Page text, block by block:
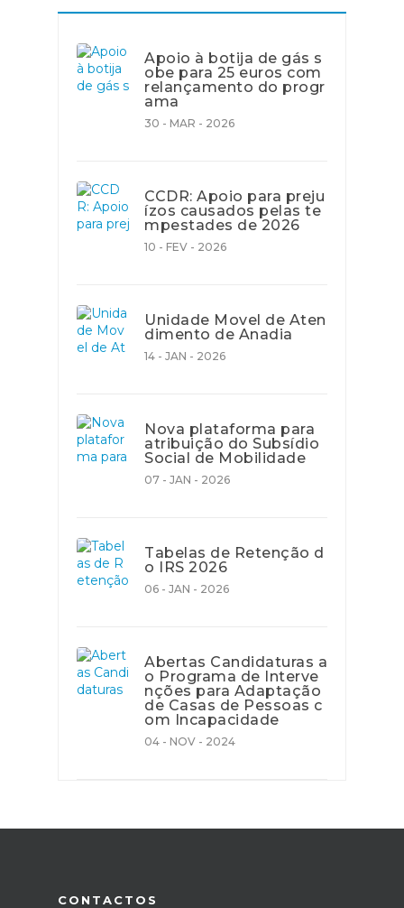
Apoio à botija de gás s
obe para 25 euros com
relançamento do progr
ama
30 - MAR - 2026
CCDR: Apoio para preju
ízos causados pelas te
mpestades de 2026
10 - FEV - 2026
Unidade Movel de Aten
dimento de Anadia
14 - JAN - 2026
Nova plataforma para
atribuição do Subsídio
Social de Mobilidade
07 - JAN - 2026
Tabelas de Retenção d
o IRS 2026
06 - JAN - 2026
Abertas Candidaturas a
o Programa de Interve
nções para Adaptação
de Casas de Pessoas c
om Incapacidade
04 - NOV - 2024
CONTACTOS